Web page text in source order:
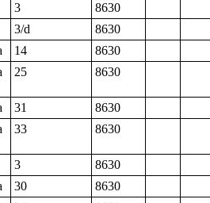
3
8630
3/d
8630
14
8630
25 8630
31
8630
33 8630
3
8630
30
8630